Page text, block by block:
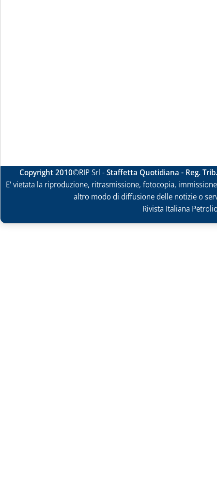
Copyright 2010©RIP Srl -Staffetta Quotidiana - Reg.
E' vietata la riproduzione, ritrasmissione, fotocopia,
altro modo di diffusione delle notizie o
Rivista Italiana